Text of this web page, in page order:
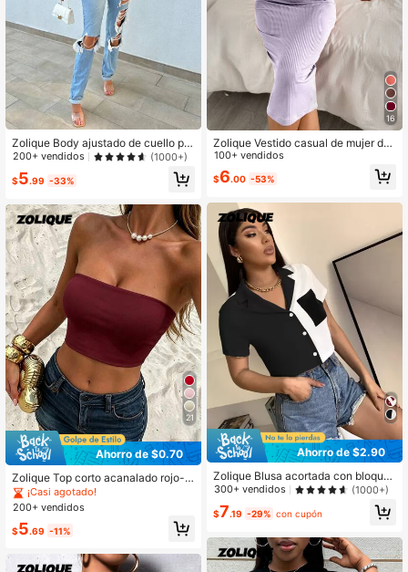
Zolique Body ajustado de cuello pro
fundo
200+ vendidos (1000+)
$5.99 -33%
21
Ahorro de $0.70
Zolique Top corto acanalado rojo-m
arrón, top básico, top para salir, top
para cita nocturna, top de club para
to, top para baile de graduación
¡Casi agotado!
200+ vendidos
$5.69 -11%
16
Zolique Vestido casual de mujer de
unicolor, acanalado y ajustado sin
mangas
100+ vendidos
$6.00 -53%
Ahorro de $2.90
Zolique Blusa acortada con bloques
de color y bolsillo parche, top de ma
300+ vendidos (1000+)
$7.19 -29% con cupón